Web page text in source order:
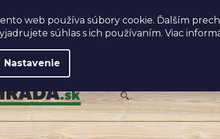
web používa súbory cookie. Ďalším
súhlas s ich používaním. Viac
Nastavenie